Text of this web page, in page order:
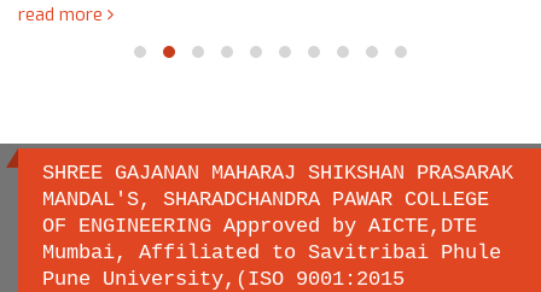
read more
SHREE GAJANAN MAHARAJ SHIKSHAN PRASARAK
MANDAL'S, SHARADCHANDRA PAWAR COLLEGE
OF ENGINEERING Approved by AICTE,DTE
Mumbai, Affiliated to Savitribai Phule
Pune University,(ISO 9001:2015
Important links